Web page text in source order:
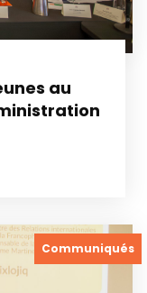
au
Communiqués